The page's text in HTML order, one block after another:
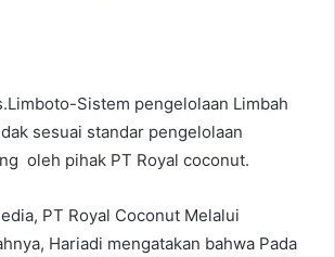
Sistem pengelolaan Limbah
sesuai standar pengelolaan
oleh pihak PT Royal coconut.
PT Royal Coconut Melalui
Hariadi mengatakan bahwa Pada